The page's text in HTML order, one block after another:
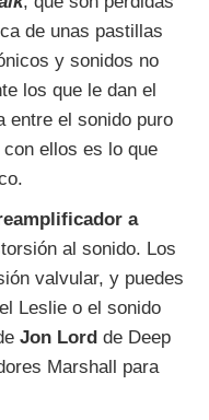
de unas pastillas
y sonidos no
los que le dan el
entre el sonido puro
ellos es lo que
a
al sonido. Los
valvular, y puedes
Leslie o el sonido
Jon Lord de Deep
Marshall para